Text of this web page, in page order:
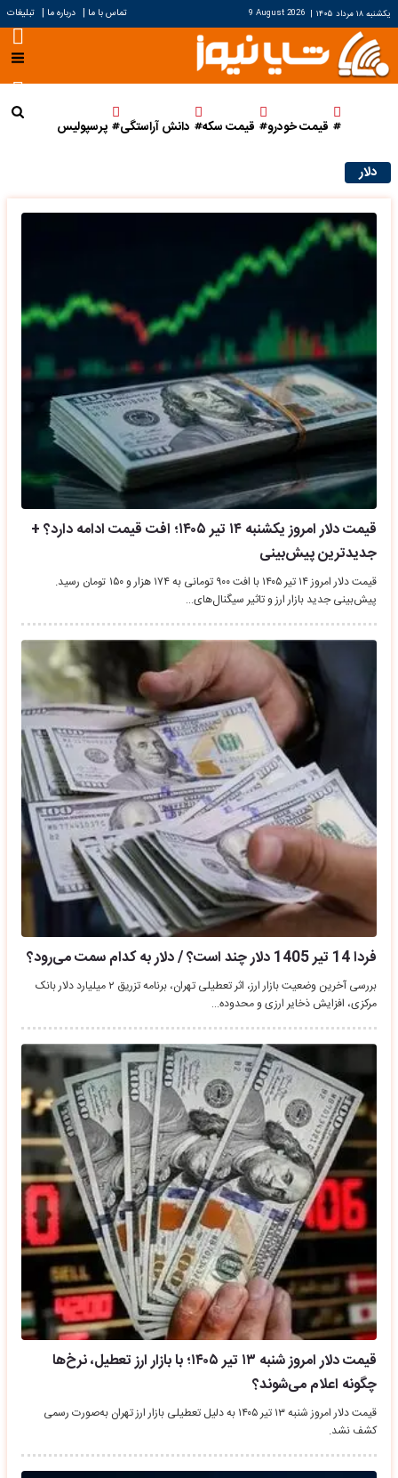
یکشنبه ۱۸ مرداد ۱۴۰۵ |
9 August 2026 تماس با ما | درباره ما | تبلیغات
قیمت خودرو قیمت سکه دانش آراستگی پرسپولیس
دلار
قیمت دلار امروز یکشنبه ۱۴ تیر ۱۴۰۵؛ افت قیمت ادامه دارد؟ +
جدیدترین پیش‌بینی
قیمت دلار امروز ۱۴ تیر ۱۴۰۵ با افت ۹۰۰ تومانی به ۱۷۴ هزار و ۱۵۰ تومان رسید.
پیش‌بینی جدید بازار ارز و تاثیر سیگنال‌های…
فردا 14 تیر 1405 دلار چند است؟ / دلار به کدام سمت می‌رود؟
بررسی آخرین وضعیت بازار ارز، اثر تعطیلی تهران، برنامه تزریق ۲ میلیارد دلار بانک
مرکزی، افزایش ذخایر ارزی و محدوده…
قیمت دلار امروز شنبه ۱۳ تیر ۱۴۰۵؛ با بازار ارز تعطیل، نرخ‌ها
چگونه اعلام می‌شوند؟
قیمت دلار امروز شنبه ۱۳ تیر ۱۴۰۵ به دلیل تعطیلی بازار ارز تهران به‌صورت رسمی
کشف نشد.